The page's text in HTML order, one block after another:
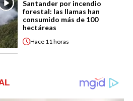
Santander por incendio
forestal: las llamas han
consumido más de 100
hectáreas
Hace 11 horas